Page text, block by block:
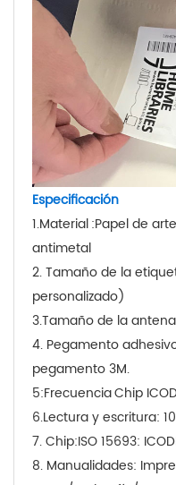
Especificación
1.Material:Papel de
antimetal
2. Tamaño de la
personalizado)
3.Tamaño de la
4. Pegamento
pegamento 3M.
5:FrecuenciaChip
6.Lectura y escritura:
7. Chip:ISO 15693:
8. Manualidades: